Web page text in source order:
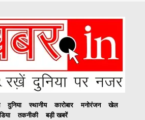
दुनिया स्थानीय कारोबार मनोरंजन
खेल
तकनीकी बड़ी खबरें